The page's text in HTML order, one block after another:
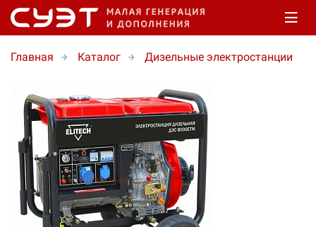
Главная Каталог Дизельные электростанции